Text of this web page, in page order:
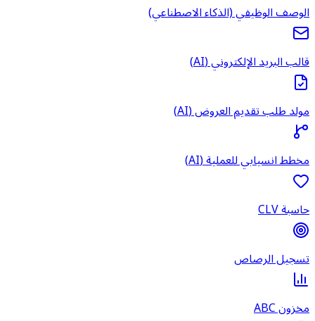
الوصف الوظيفي (الذكاء الاصطناعي)
قالب البريد الإلكتروني (AI)
مولد طلب تقديم العروض (AI)
مخطط انسيابي للعملية (AI)
حاسبة CLV
تسجيل الرصاص
مخزون ABC